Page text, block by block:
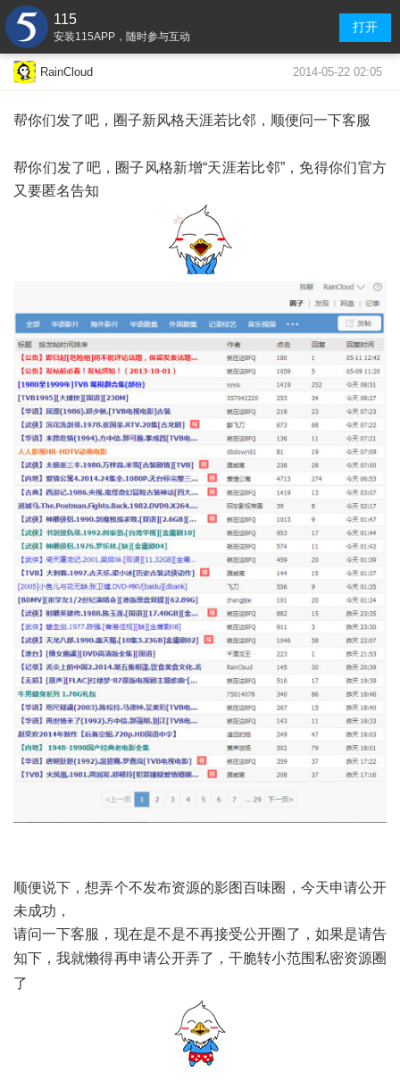
115
安装115APP，随时参与互动
打开
RainCloud 2014-05-22 02:05
帮你们发了吧，圈子新风格天涯若比邻， 顺便问一下客服
帮你们发了吧，圈子风格新增“天涯若比邻”，免得你们官方
又要匿名告知
顺便说下，想弄个不发布资源的影图百味圈，今天申请公开
未成功，
请问一下客服，现在是不是不再接受公开圈了，如果是请告
知下，我就懒得再申请公开弄了，干脆转小范围私密资源圈
了